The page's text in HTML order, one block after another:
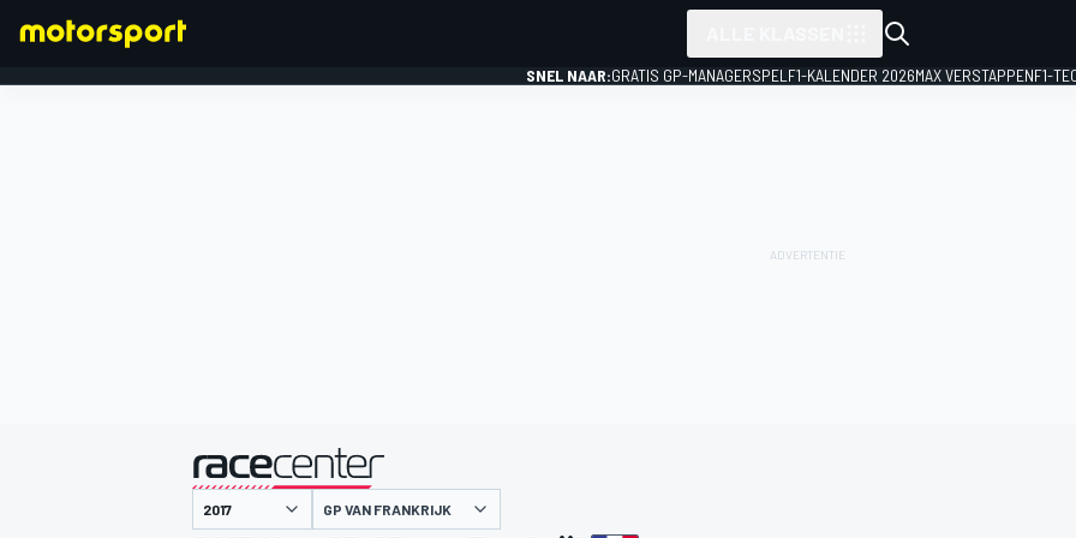
SNEL NAAR:GRATIS GP-MANAGERSPEL F1-KALENDER 2026MAX VERSTAPPENF1-
gepresenteerd door
GP VAN FRANKRIJK